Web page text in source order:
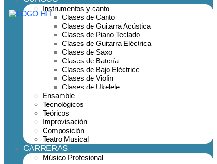
Instrumentos y canto
Clases de Canto
Clases de Guitarra Acústica
Clases de Piano Teclado
Clases de Guitarra Eléctrica
Clases de Saxo
Clases de Batería
Clases de Bajo Eléctrico
Clases de Violín
Clases de Ukelele
Ensamble
Tecnológicos
Teóricos
Improvisación
Composición
Teatro Musical
CARRERAS
Músico Profesional